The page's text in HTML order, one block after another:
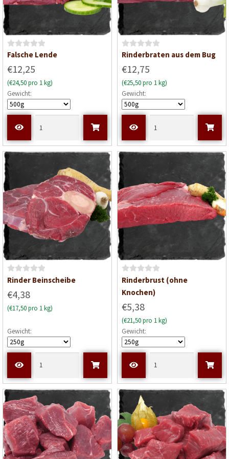
B
w
e
r
m
i
t
o
n
5
Falsche Lende
€12,25
(€24,50 pro 1 kg)
Gewicht:
B
w
e
r
m
i
t
o
n
5
Rinderbraten aus dem Bug
€12,75
(€25,50 pro 1 kg)
Gewicht:
B
w
e
t
t
t
0
v
o
n
5
Rinder Beinscheibe
€4,38
(€17,50 pro 1 kg)
Gewicht:
B
e
e
r
t
t
t
0
v
o
n
5
Rinderbrust (ohne
Knochen)
€5,38
(€21,50 pro 1 kg)
Gewicht: